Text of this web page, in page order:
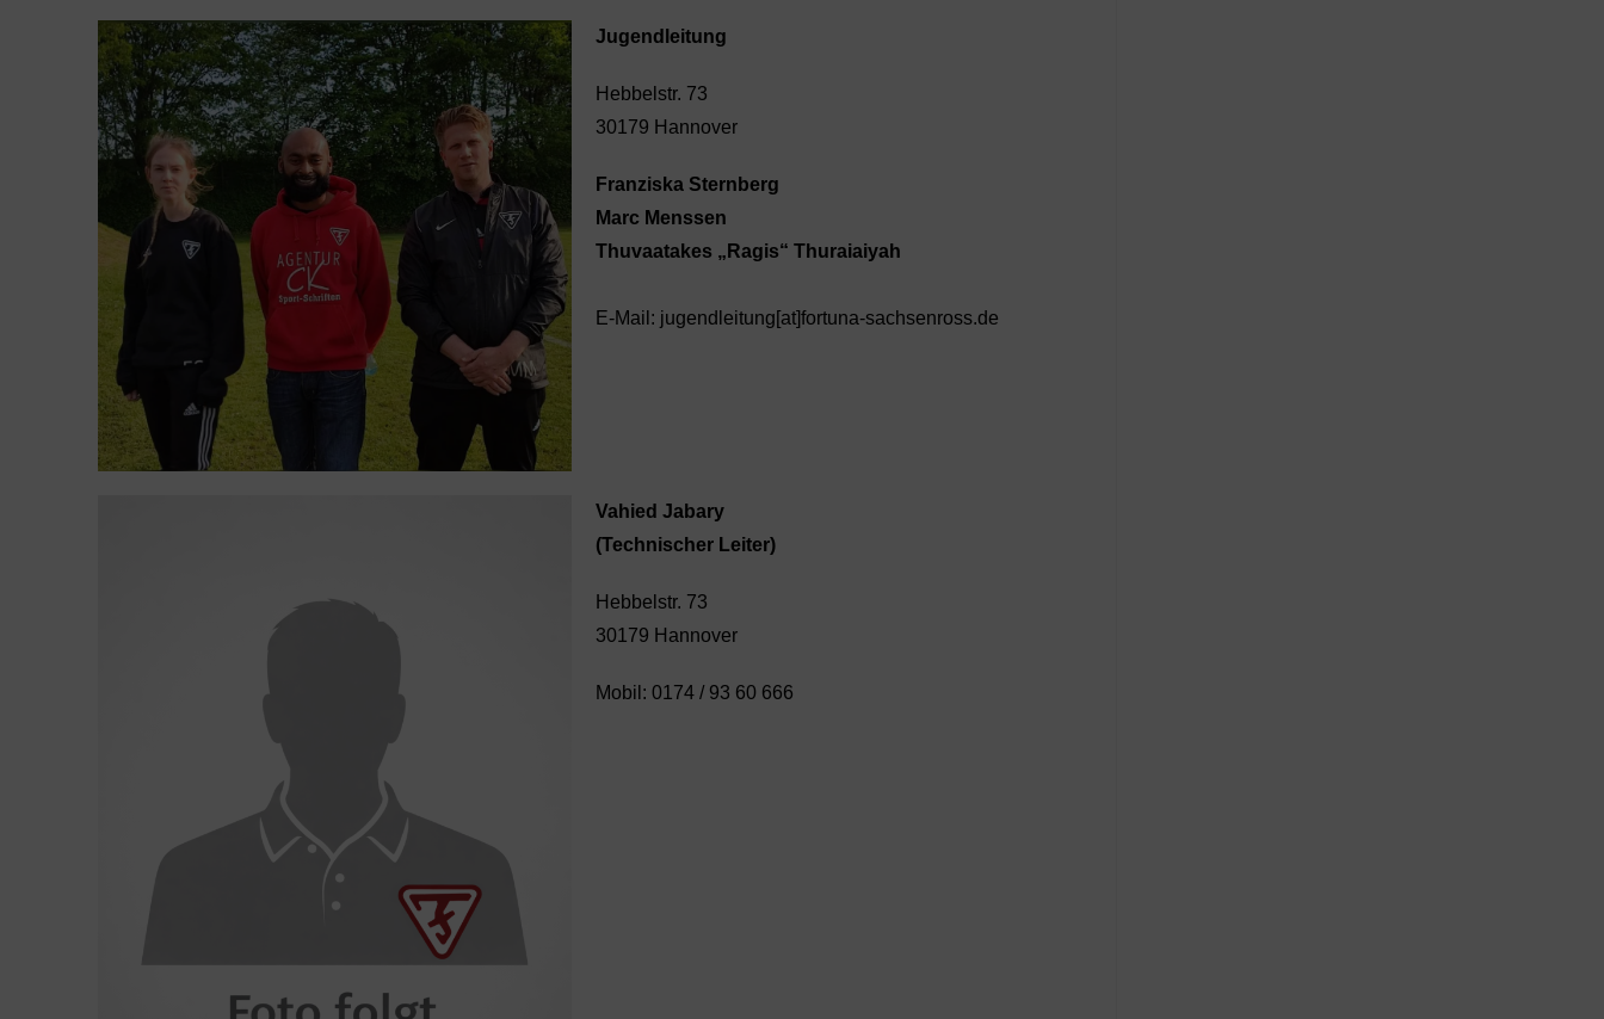
Jugendleitung
Hebbelstr. 73
30179 Hannover
Franziska Sternberg
Marc Menssen
Thuvaatakes „Ragis“ Thuraiaiyah
E-Mail: jugendleitung[at]fortuna-sachsenross.de
Vahied Jabary
(Technischer Leiter)
Hebbelstr. 73
30179 Hannover
Mobil: 0174 / 93 60 666